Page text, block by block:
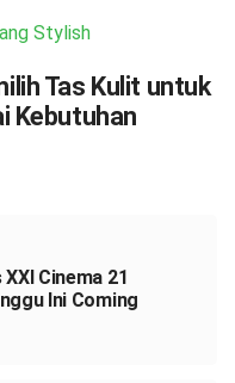
Tas Kulit untuk
Kebutuhan
Cinema 21
Ini Coming